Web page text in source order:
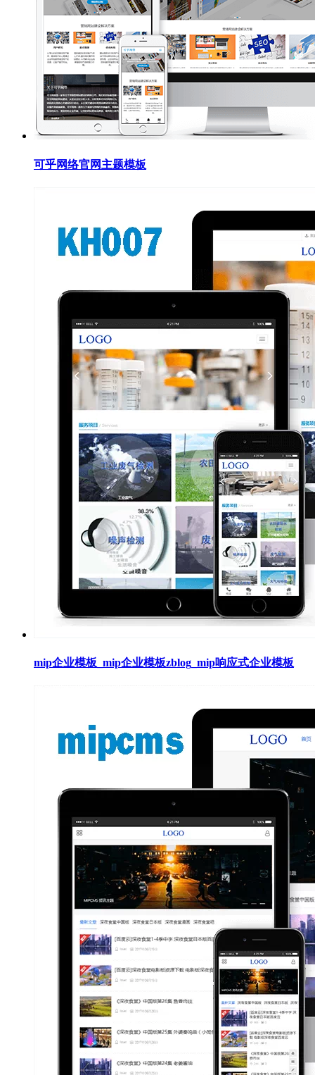
可乎网络官网主题模板
mip企业模板_mip企业模板zblog_mip响应式企业模板